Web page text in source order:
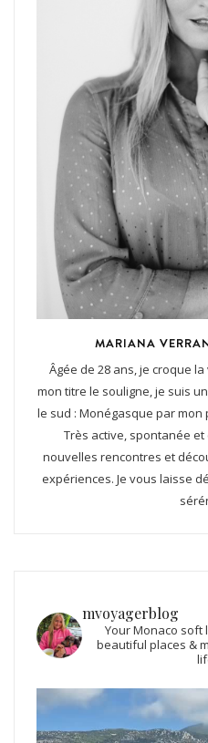
MARIANA
Âgée de 28 ans, je croque
mon titre le souligne, je suis
le sud : Monégasque par
Très active, spontanée
nouvelles rencontres et
expériences. Je vous laisse
mvoyagerblog
Your Monaco soft
beautiful places &